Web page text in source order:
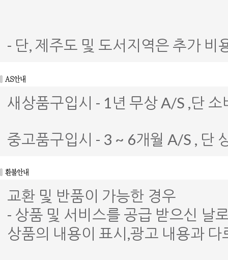
- 단, 제주도 및 도서지역은 추가 비
새상품구입시 - 1년 무상 A/S ,단
중고품구입시 - 3 ~ 6개월 A/S , 단
교환 및 반품이 가능한 경우
- 상품 및 서비스를 공급 받으신 날
상품의 내용이 표시,광고 내용과